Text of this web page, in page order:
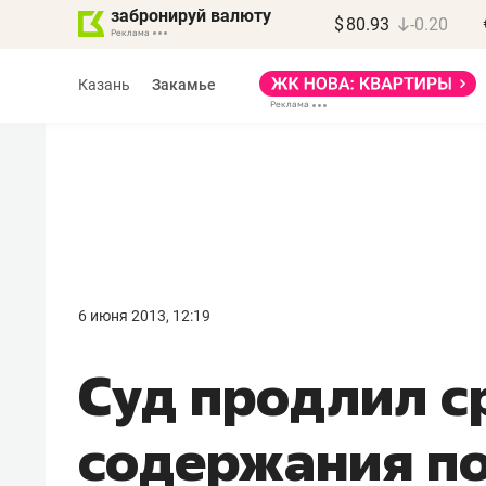
забронируй валюту $ 80.93 -0.20
Казань Закамье
6 июня 2013, 12:19
Суд продлил
содержания